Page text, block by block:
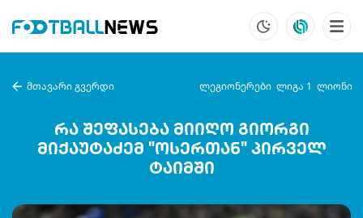
მთავარი გვერდი ლეგიონერები ლიგა 1 ლიონი
რა შეფასება მიიღო გიორგი
მიქაუტაძემ "ოსერთან" პირველ
ტაიმში